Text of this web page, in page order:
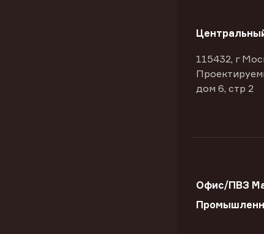
115432, г
дом 6, стр 2
Офис/ПВЗ